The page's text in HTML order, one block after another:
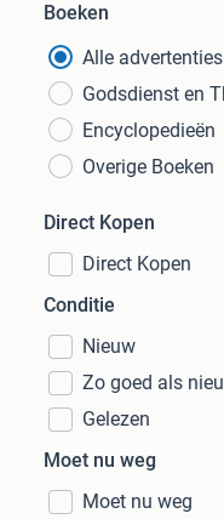
Boeken
Alle advertenties
Godsdienst en
Encyclopedieën
Overige Boeken
Direct Kopen
Direct Kopen
Conditie
Nieuw
Zo goed als
Gelezen
Moet nu weg
Moet nu weg